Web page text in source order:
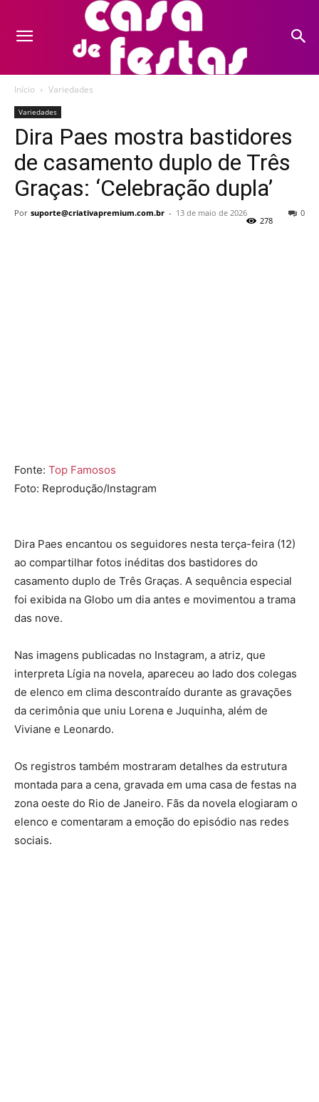
Início Variedades
Variedades
Dira Paes mostra bastidores
de casamento duplo de Três
Graças: ‘Celebração dupla’
Por suporte@criativapremium.com.br - 13 de maio de 2026 0
278
Fonte: Top Famosos
Foto: Reprodução/Instagram
Dira Paes encantou os seguidores nesta terça-feira (12)
ao compartilhar fotos inéditas dos bastidores do
casamento duplo de Três Graças. A sequência especial
foi exibida na Globo um dia antes e movimentou a trama
das nove.
Nas imagens publicadas no Instagram, a atriz, que
interpreta Lígia na novela, apareceu ao lado dos colegas
de elenco em clima descontraído durante as gravações
da cerimônia que uniu Lorena e Juquinha, além de
Viviane e Leonardo.
Os registros também mostraram detalhes da estrutura
montada para a cena, gravada em uma casa de festas na
zona oeste do Rio de Janeiro. Fãs da novela elogiaram o
elenco e comentaram a emoção do episódio nas redes
sociais.